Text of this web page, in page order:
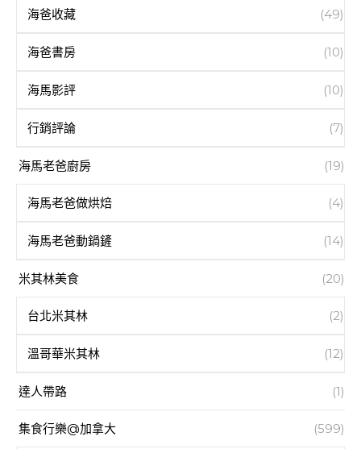
海爸收藏 (49)
海爸書房 (10)
海馬影評 (10)
行銷評論 (7)
海馬老爸廚房 (19)
海馬老爸做烘焙 (4)
海馬老爸動鍋鏟 (14)
米其林美食 (20)
台北米其林 (2)
溫哥華米其林 (12)
達人帶路 (1)
集食行樂@加拿大 (599)